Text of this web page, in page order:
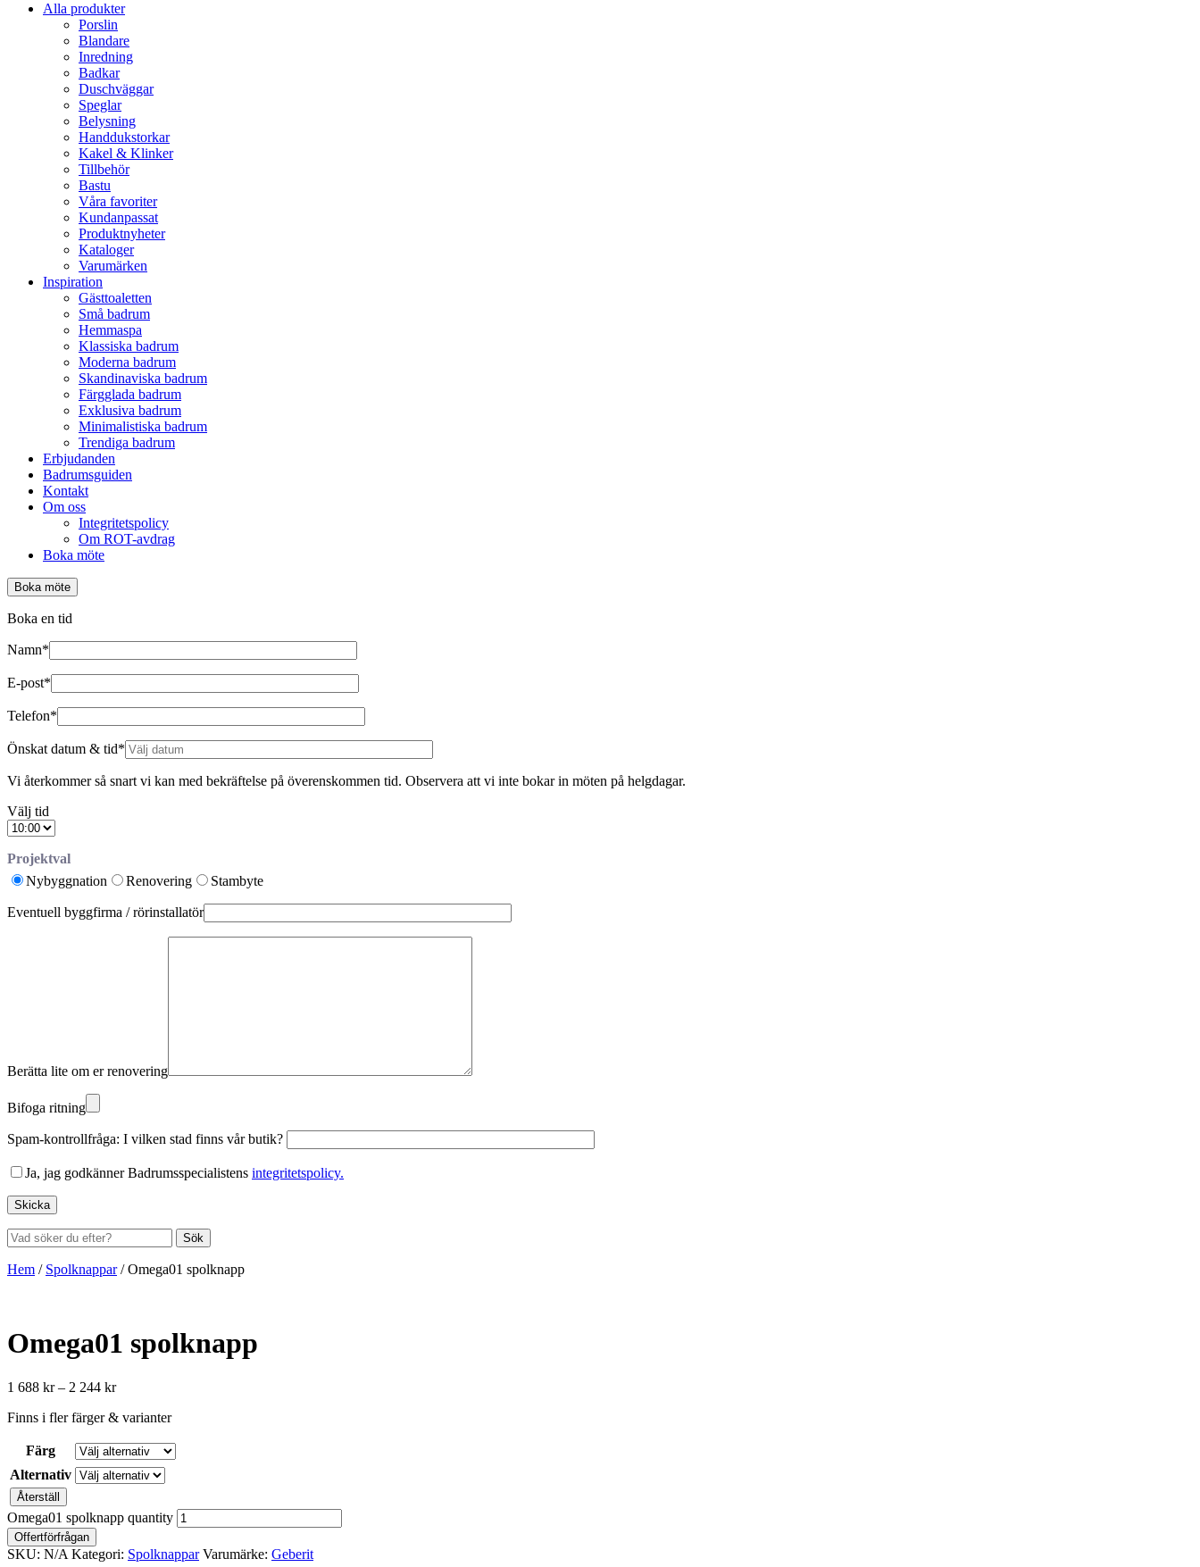
Alla produkter
Porslin
Blandare
Inredning
Badkar
Duschväggar
Speglar
Belysning
Handdukstorkar
Kakel & Klinker
Tillbehör
Bastu
Våra favoriter
Kundanpassat
Produktnyheter
Kataloger
Varumärken
Inspiration
Gästtoaletten
Små badrum
Hemmaspa
Klassiska badrum
Moderna badrum
Skandinaviska badrum
Färgglada badrum
Exklusiva badrum
Minimalistiska badrum
Trendiga badrum
Erbjudanden
Badrumsguiden
Kontakt
Om oss
Integritetspolicy
Om ROT-avdrag
Boka möte
Boka möte
Boka en tid
Namn*
E-post*
Telefon*
Önskat datum & tid*
Vi återkommer så snart vi kan med bekräftelse på överenskommen tid. Observera att vi inte bokar in möten på helgdagar.
Välj tid
Projektval
Nybyggnation
Renovering Stambyte
Eventuell byggfirma / rörinstallatör
Berätta lite om er renovering
Bifoga ritning
Spam-kontrollfråga: I vilken stad finns vår butik?
Ja, jag godkänner Badrumsspecialistens integritetspolicy.
Sök
Hem / Spolknappar/Omega01 spolknapp
Omega01 spolknapp
1 688 kr– 2 244 kr
Finns i fler färger & varianter
Färg
Alternativ
Återställ
Omega01 spolknapp quantity
Offertförfrågan
SKU: N/A Kategori: Spolknappar Varumärke: Geberit